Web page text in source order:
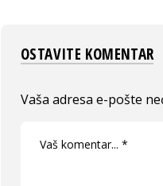
OSTAVITE KOMENTAR
Vaša adresa e-pošte